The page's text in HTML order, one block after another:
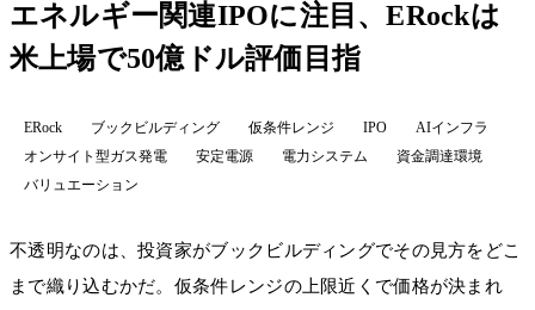
エネルギー関連IPOに注目、ERockは
米上場で50億ドル評価目指
ERock ブックビルディング 仮条件レンジ IPO
AIインフラ
オンサイト型ガス発電
安定電源 電力システム
資金調達環境
バリュエーション
不透明なのは、投資家がブックビルディングでその見方をどこ
まで織り込むかだ。仮条件レンジの上限近くで価格が決まれ